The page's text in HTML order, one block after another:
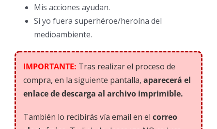
Mis acciones ayudan.
Si yo fuera superhéroe/heroína del
medioambiente.
IMPORTANTE: Tras realizar el proceso de
compra, en la siguiente pantalla, aparecerá el
enlace de descarga al archivo imprimible.
También lo recibirás vía email en el correo